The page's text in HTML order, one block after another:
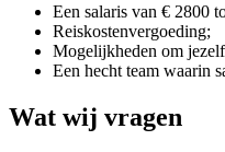
Een salaris van € 2800
Reiskostenvergoeding;
Mogelijkheden om
Een hecht team waarin
Wat wij vragen